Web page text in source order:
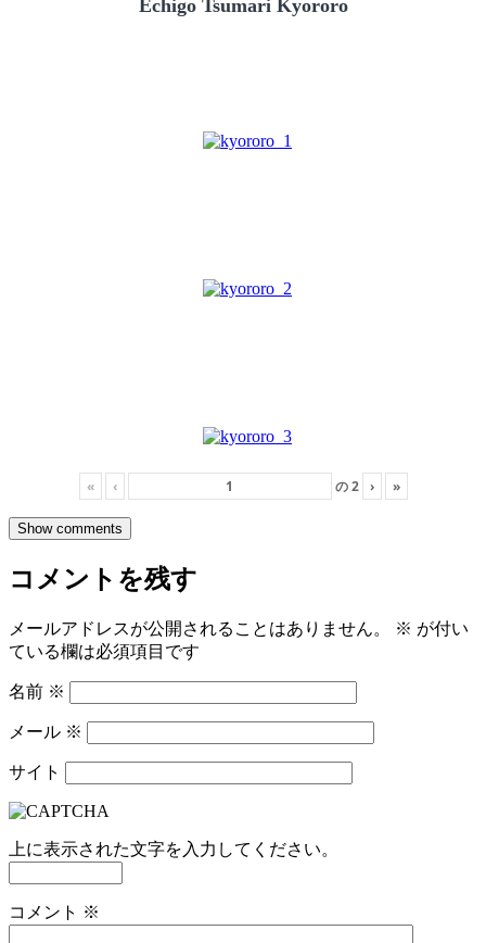
Echigo Tsumari Kyororo
« ‹ の2 › »
Show comments
コメントを残す
メールアドレスが公開されることはありません。 ※ が付い
ている欄は必須項目です
名前 ※
メール ※
サイト
上に表示された文字を入力してください。
コメント ※